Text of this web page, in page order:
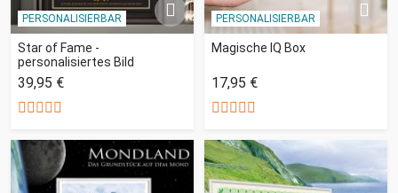
PERSONALISIERBAR
Star of Fame -
personalisiertes Bild
39,95 €
PERSONALISIERBAR
Magische IQ Box
17,95 €